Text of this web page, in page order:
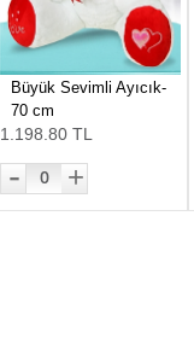
Büyük Sevimli Ayıcık-
70 cm
1.198.80 TL
- 0 +